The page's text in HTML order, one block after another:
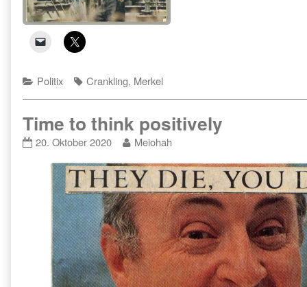
Categories
Politix Tags
Crankling, Merkel
Time to think positively
Time
think
positively
published
20. Oktober 2020
Read
posts
by
the
author
of
Time
to
think
positively,
Meiohah